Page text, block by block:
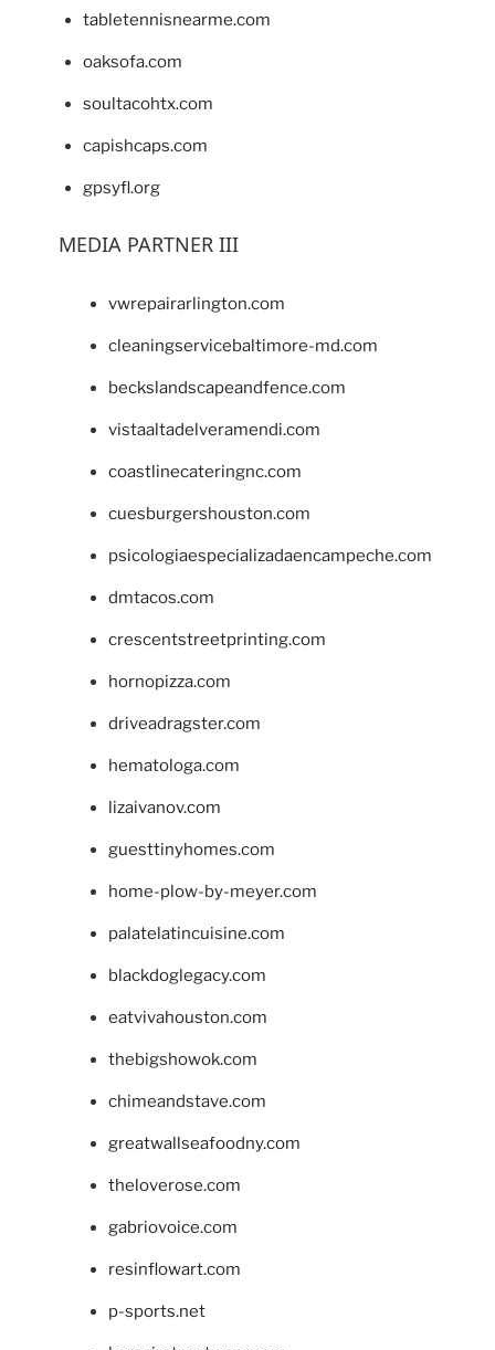
tabletennisnearme.com
oaksofa.com
soultacohtx.com
capishcaps.com
gpsyfl.org
MEDIA PARTNER III
vwrepairarlington.com
cleaningservicebaltimore-md.com
beckslandscapeandfence.com
vistaaltadelveramendi.com
coastlinecateringnc.com
cuesburgershouston.com
psicologiaespecializadaencampeche.com
dmtacos.com
crescentstreetprinting.com
hornopizza.com
driveadragster.com
hematologa.com
lizaivanov.com
guesttinyhomes.com
home-plow-by-meyer.com
palatelatincuisine.com
blackdoglegacy.com
eatvivahouston.com
thebigshowok.com
chimeandstave.com
greatwallseafoodny.com
theloverose.com
gabriovoice.com
resinflowart.com
p-sports.net